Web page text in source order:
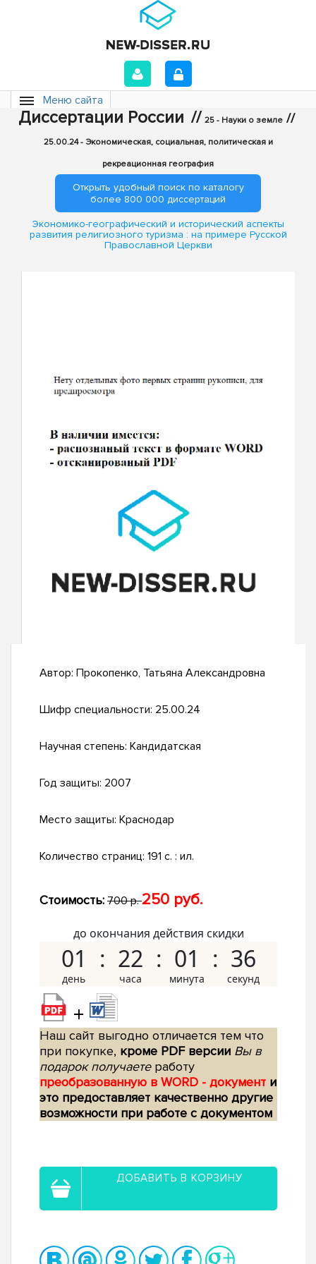
Меню сайта
Диссертации России // 25 - Науки о земле //
25.00.24 - Экономическая, социальная, политическая и
рекреационная география
Открыть удобный поиск по каталогу
более 800 000 диссертаций
Экономико-географический и исторический аспекты
развития религиозного туризма : на примере Русской
Православной Церкви
Автор: Прокопенко, Татьяна Александровна
Шифр специальности: 25.00.24
Научная степень: Кандидатская
Год защиты: 2007
Место защиты: Краснодар
Количество страниц: 191 с. : ил.
Стоимость: 700 р.250 руб.
до окончания действия скидки
01 22 01 35
+
Наш сайт выгодно отличается тем что
при покупке, кроме PDF версии Вы в
подарок получаетеработу
преобразованную в WORD - документ и
это предоставляет качественно другие
возможности при работе с документом
ДОБАВИТЬ В КОРЗИНУ